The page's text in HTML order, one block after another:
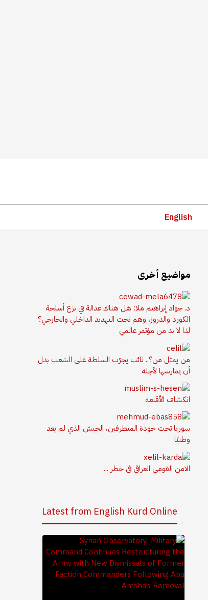
English
مواضيع أخرى
د. جواد إبراهيم ملا: هل هناك عدالة في نزع أسلحة
الكورد والدروز، وهم تحت التهديد الداخلي والخارجي؟
لذا لا بد من مؤتمر عالمي
من يمثل من؟.. نائب يجرّب السلطة على الشعب بدل
أن يمارسها لأجله
انكشاف الأقنعة
سوريا تحت خوذة المتطرفين، الجيش الذي لم يعد
وطنيًا
الامن القومي العراقي في خطر ...
Latest from English Kurd Online